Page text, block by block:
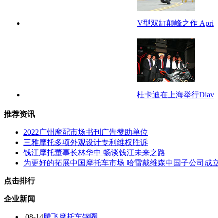
V型双缸颠峰之作 Apri
杜卡迪在上海举行Diav
推荐资讯
2022广州摩配市场书刊广告赞助单位
三雅摩托多项外观设计专利维权胜诉
钱江摩托董事长林华中 畅谈钱江未来之路
为更好的拓展中国摩托车市场 哈雷戴维森中国子公司成
点击排行
企业新闻